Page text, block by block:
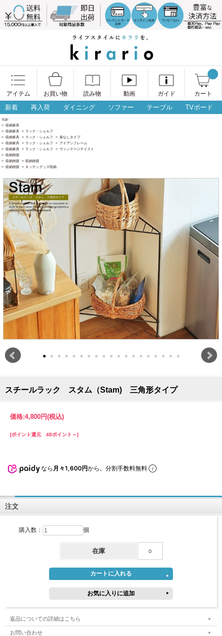
アイテム お買い物 読み物 動画 ガイド カート
新着 再入荷 ダイニング ソファー テーブル TVボード
TOP
> 収納家具
> 収納家具 > ラック・シェルフ
> 収納家具 > ラック・シェルフ > 扉なしタイプ
> 収納家具 > ラック・シェルフ > アイアンフレーム
> 収納家具 > ラック・シェルフ > ヴィンテージテイスト
> 収納雑貨
> 収納雑貨 > 収納雑貨
> 収納雑貨 > キッチングッズ収納
スチールラック スタム（Stam) 三角形タイプ
価格:4,800円(税込)
[ポイント還元 48ポイント～]
なら 月々1,600円から。分割手数料無料
注文
購入数： 個
在庫 ○
返品についての詳細はこちら
お問い合わせ